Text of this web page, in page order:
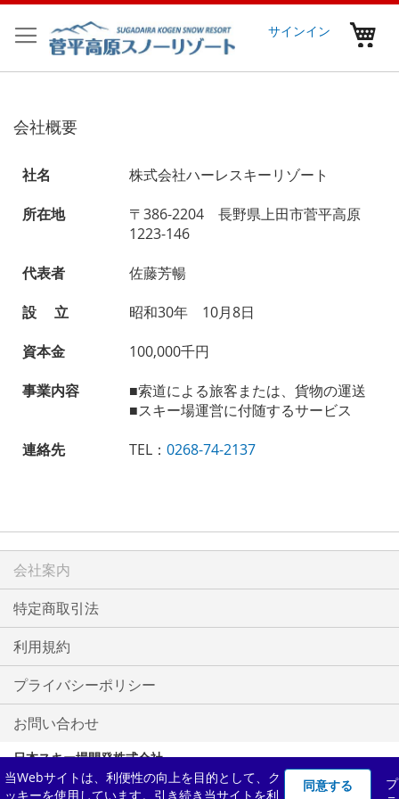
当Webサイトは、利便性の向上を目的として、ク
ッキーを使用しています。引き続き当サイトを利
同意する
プ
ン
テ
ス
キ
プ
サインイン
会社概要
社名
株式会社ハーレスキーリゾート
所在地
〒386-2204 長野県上田市菅平高原
1223-146
代表者
佐藤芳暢
設 立
昭和30年 10月8日
資本金
100,000千円
事業内容
■索道による旅客または、貨物の運送
■スキー場運営に付随するサービス
連絡先
TEL： 0268-74-2137
会社案内
特定商取引法
利用規約
プライバシーポリシー
お問い合わせ
日本スキー場開発株式会社
観光庁長官登録旅行業第2091号